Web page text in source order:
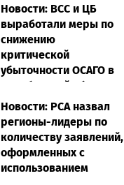
Новости: ВСС и ЦБ
выработали меры по
снижению
критической
убыточности ОСАГО в
Челябинской области
05.08.2026
Новости: РСА назвал
регионы-лидеры по
количеству заявлений,
оформленных с
использованием